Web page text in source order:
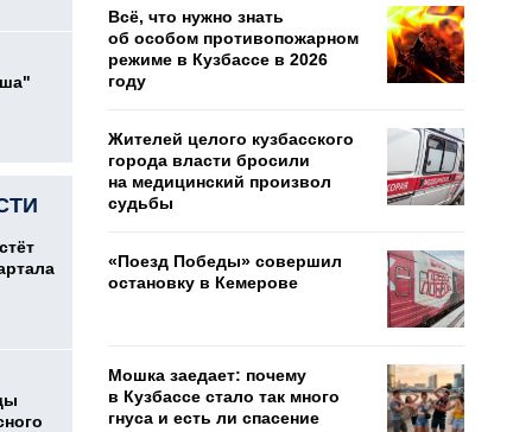
Всё, что нужно знать
об особом противопожарном
режиме в Кузбассе в 2026
году
Жителей целого кузбасского
города власти бросили
на медицинский произвол
судьбы
«Поезд Победы» совершил
остановку в Кемерове
Мошка заедает: почему
в Кузбассе стало так много
гнуса и есть ли спасение